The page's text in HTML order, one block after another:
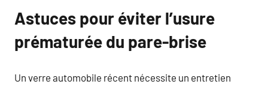
Astuces pour éviter l’usure
prématurée du pare-brise
Un verre automobile récent nécessite un entretien